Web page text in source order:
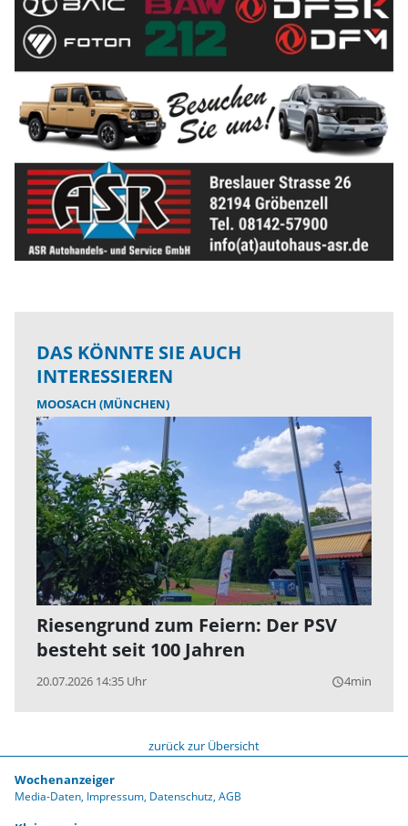
DAS KÖNNTE SIE AUCH
INTERESSIEREN
MOOSACH (MÜNCHEN)
Riesengrund zum Feiern: Der PSV
besteht seit 100 Jahren
20.07.2026 14:35 Uhr query_builder4min
zurück zur Übersicht
Wochenanzeiger
Media-Daten Impressum Datenschutz AGB